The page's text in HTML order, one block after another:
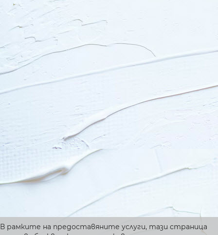
В рамките на предоставяните услуги, тази страница